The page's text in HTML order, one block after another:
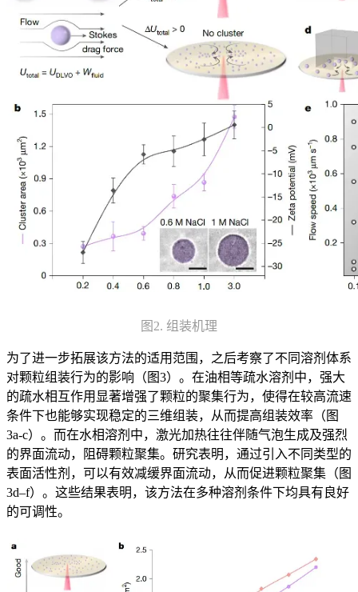
图2. 组装机理
为了进一步拓展该方法的适用范围，之后考察了不同溶剂体系
对颗粒组装行为的影响（图3）。在油相等疏水溶剂中，强大
的疏水相互作用显著增强了颗粒的聚集行为，使得在较高流速
条件下也能够实现稳定的三维组装，从而提高组装效率（图
3a-c）。而在水相溶剂中，激光加热往往伴随气泡生成及强烈
的界面流动，阻碍颗粒聚集。研究表明，通过引入不同类型的
表面活性剂，可以有效减缓界面流动，从而促进颗粒聚集（图
3d–f）。这些结果表明，该方法在多种溶剂条件下均具有良好
的可调性。